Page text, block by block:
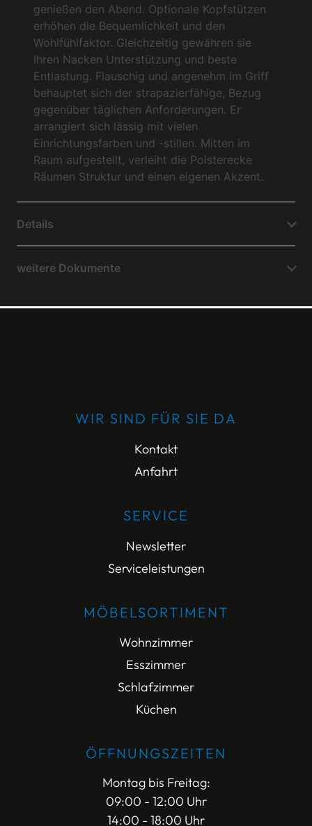
genießen den Abend. Optionale Kopfstützen
erhöhen die Bequemlichkeit und den
Wohlfühlfaktor. Gleichzeitig gewähren sie
Ihren Nacken Unterstützung und beste
Entlastung. Flauschig und angenehm im Griff
behauptet sich der strapazierfähige, Bezug
gegenüber täglichen Anforderungen. Er
arrangiert sich lässig mit vielen
Einrichtungsfarben und -stillen. Mitten im
Raum aufgestellt, verleiht die Polsterecke
Räumen Struktur und einen eigenen Akzent.
Details
weitere Dokumente
WIR SIND FÜR SIE DA
Kontakt
Anfahrt
SERVICE
Newsletter
Serviceleistungen
MÖBELSORTIMENT
Wohnzimmer
Esszimmer
Schlafzimmer
Küchen
ÖFFNUNGSZEITEN
Montag bis Freitag:
09:00 - 12:00 Uhr
14:00 - 18:00 Uhr